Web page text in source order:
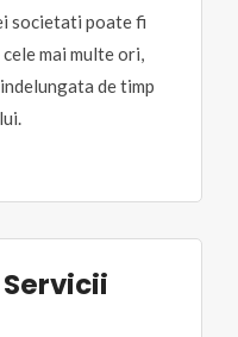
societati poate fi
mai multe ori,
de timp